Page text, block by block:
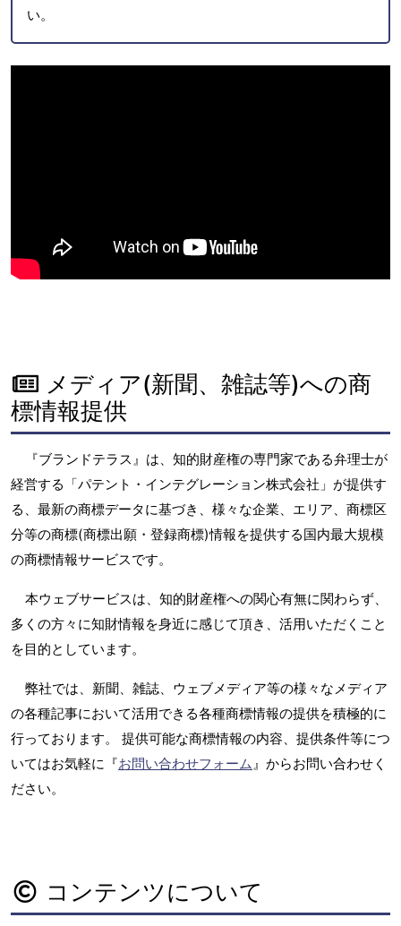
い。
メディア(新聞、雑誌等)への商
標情報提供
『ブランドテラス』は、知的財産権の専門家である弁理士が
経営する「パテント・インテグレーション株式会社」が提供す
る、最新の商標データに基づき、様々な企業、エリア、商標区
分等の商標(商標出願・登録商標)情報を提供する国内最大規模
の商標情報サービスです。
本ウェブサービスは、知的財産権への関心有無に関わらず、
多くの方々に知財情報を身近に感じて頂き、活用いただくこと
を目的としています。
弊社では、新聞、雑誌、ウェブメディア等の様々なメディア
の各種記事において活用できる各種商標情報の提供を積極的に
行っております。 提供可能な商標情報の内容、提供条件等につ
いてはお気軽に『お問い合わせフォーム』からお問い合わせく
ださい。
コンテンツについて